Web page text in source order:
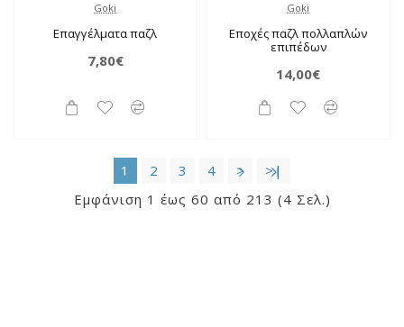
Goki
Επαγγέλματα παζλ
7,80€
Goki
Εποχές παζλ πολλαπλών
επιπέδων
14,00€
1 2 3 4 >
>|
Εμφάνιση 1 έως 60 από 213 (4 Σελ.)